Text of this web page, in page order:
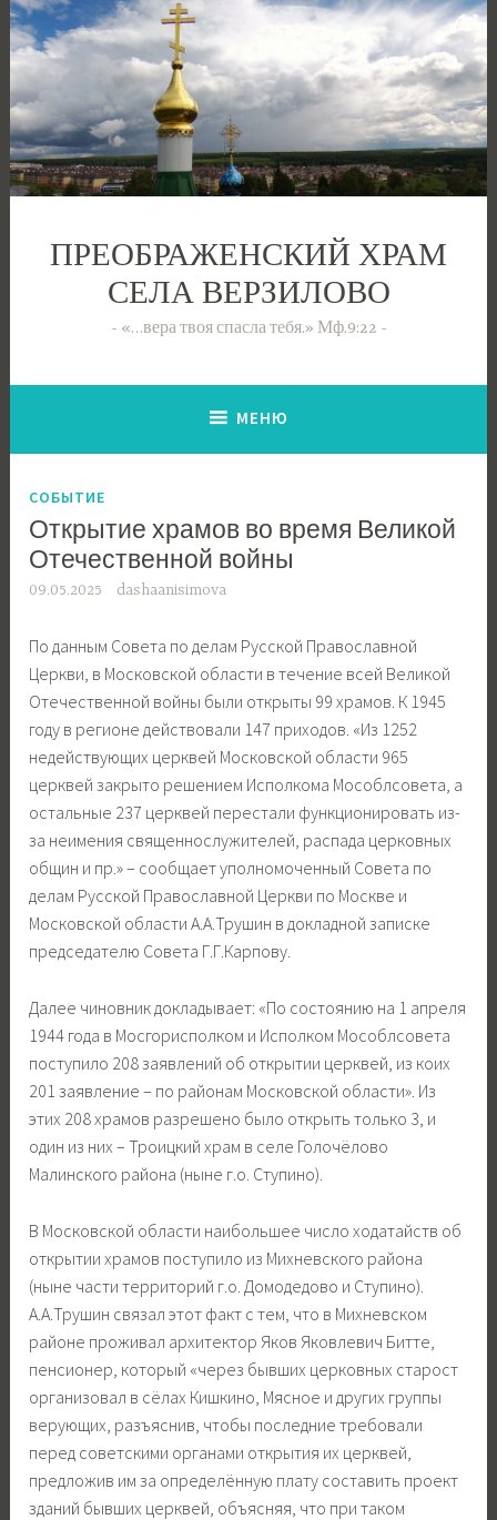
Перейти
к
содержимому
ПРЕОБРАЖЕНСКИЙ ХРАМ
СЕЛА ВЕРЗИЛОВО
«…вера твоя спасла тебя.» Мф.9:22
МЕНЮ
СОБЫТИЕ
Открытие храмов во время Великой
Отечественной войны
09.05.2025 dashaanisimova
По данным Совета по делам Русской Православной
Церкви, в Московской области в течение всей Великой
Отечественной войны были открыты 99 храмов. К 1945
году в регионе действовали 147 приходов. «Из 1252
недействующих церквей Московской области 965
церквей закрыто решением Исполкома Мособлсовета, а
остальные 237 церквей перестали функционировать из-
за неимения священнослужителей, распада церковных
общин и пр.» – сообщает уполномоченный Совета по
делам Русской Православной Церкви по Москве и
Московской области А.А.Трушин в докладной записке
председателю Совета Г.Г.Карпову.
Далее чиновник докладывает: «По состоянию на 1 апреля
1944 года в Мосгорисполком и Исполком Мособлсовета
поступило 208 заявлений об открытии церквей, из коих
201 заявление – по районам Московской области». Из
этих 208 храмов разрешено было открыть только 3, и
один из них – Троицкий храм в селе Голочёлово
Малинского района (ныне г.о. Ступино).
В Московской области наибольшее число ходатайств об
открытии храмов поступило из Михневского района
(ныне части территорий г.о. Домодедово и Ступино).
А.А.Трушин связал этот факт с тем, что в Михневском
районе проживал архитектор Яков Яковлевич Битте,
пенсионер, который «через бывших церковных старост
организовал в сёлах Кишкино, Мясное и других группы
верующих, разъяснив, чтобы последние требовали
перед советскими органами открытия их церквей,
предложив им за определённую плату составить проект
зданий бывших церквей, объясняя, что при таком